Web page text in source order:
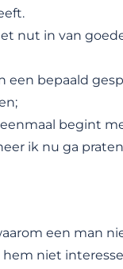
nut in van
een bepaald
begint
ik nu ga
een man
niet